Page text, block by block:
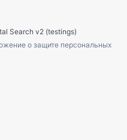
Search v2 (testings)
о защите персональных